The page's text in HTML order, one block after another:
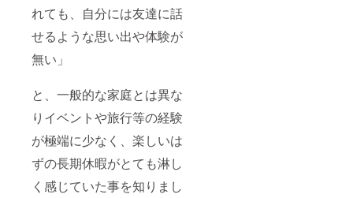
れても、自分には友達に話
せるような思い出や体験が
無い」
と、一般的な家庭とは異な
りイベントや旅行等の経験
が極端に少なく、楽しいは
ずの長期休暇がとても淋し
く感じていた事を知りまし